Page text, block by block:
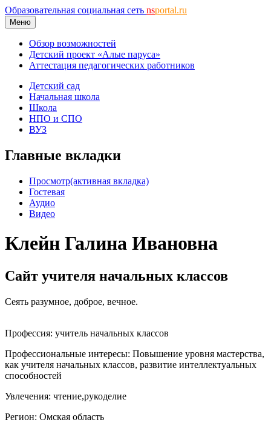
Образовательная социальная сеть nsportal.ru
Меню
Обзор возможностей
Детский проект «Алые паруса»
Аттестация педагогических работников
Детский сад
Начальная школа
Школа
НПО и СПО
ВУЗ
Главные вкладки
Просмотр(активная вкладка)
Гостевая
Аудио
Видео
Клейн Галина Ивановна
Сайт учителя начальных классов
Сеять разумное, доброе, вечное.
Профессия: учитель начальных классов
Профессиональные интересы: Повышение уровня мастерства,
как учителя начальных классов, развитие интеллектуальных
способностей
Увлечения: чтение,рукоделие
Регион: Омская область